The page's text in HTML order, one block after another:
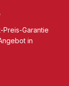
Garantie
in